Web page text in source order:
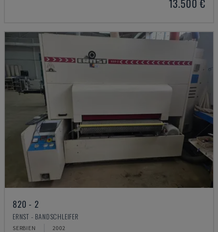
13.500 €
820 - 2
ERNST - BANDSCHLEIFER
SERBIEN 2002